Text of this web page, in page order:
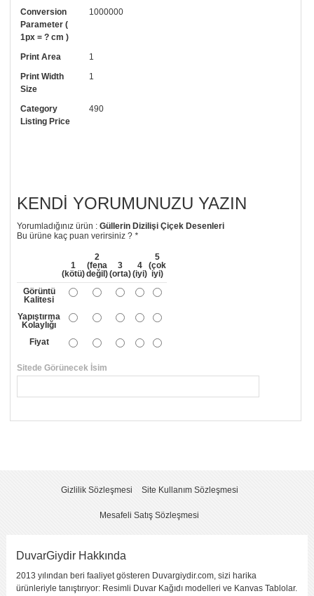
Uygulaması standart duvar kağıdı ile aynıdır. Siparişiniz ile birlikte
uygulama kılavuzu da gönderilecektir.
arayıp talebinizi iletebilirsiniz.
• Görselde düzenleme yaptırmak istiyorsanız yine bize telefon
numaramızdan ulaşabilirsiniz.
Conversion
Parameter (
1px = ? cm )
1000000
Print Area
1
Print Width
Size
1
Category
Listing Price
490
KENDI YORUMUNUZU YAZIN
Yorumladığınız ürün :Güllerin Dizilişi Çiçek Desenleri
Bu ürüne kaç puan verirsiniz ?*
1
(kötü)
2
(fena
değil)
3
(orta)
4
(iyi)
5
(çok
iyi)
Görüntü
Kalitesi
Yapıştırma
Kolaylığı
Fiyat
Sitede Görünecek İsim
Yorumu Gönder
Gizlilik Sözleşmesi Site Kullanım Sözleşmesi
Mesafeli Satış Sözleşmesi
DuvarGiydir Hakkında
2013 yılından beri faaliyet gösteren Duvargiydir.com, sizi harika
ürünleriyle tanıştırıyor: Resimli Duvar Kağıdı modelleri ve Kanvas Tablolar.